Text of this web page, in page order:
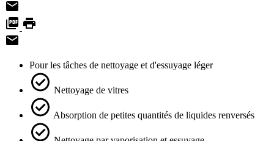
Pour les tâches de nettoyage et d'essuyage léger
Nettoyage de vitres
Absorption de petites quantités de liquides renversés